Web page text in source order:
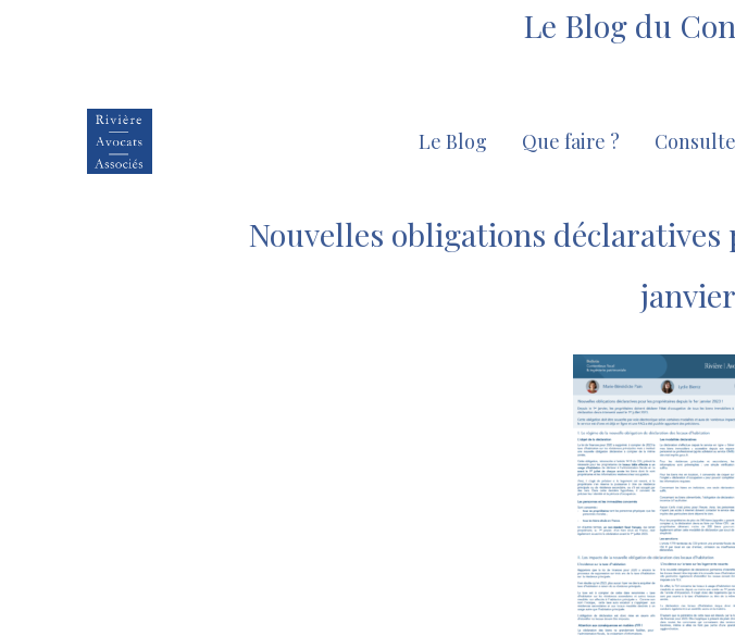
Le Blog du
Le Blog Que faire ?
Nouvelles obligations